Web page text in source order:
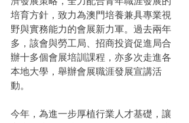
培育方針，致力為澳門培養兼具專業視
野與實務能力的會展新力軍。過去兩年
多，該會與勞工局、招商投資促進局合
辦十多個會展培訓課程，亦多次走進各
本地大學，舉辦會展職涯發展宣講活
動。
今年，為進一步厚植行業人才基礎，讓